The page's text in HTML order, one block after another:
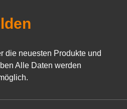
die neuesten Produkte und
Alle Daten werden